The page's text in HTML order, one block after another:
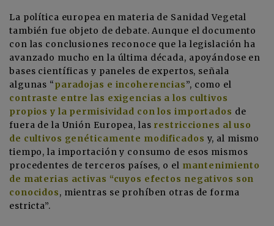
La política europea en materia de Sanidad Vegetal
también fue objeto de debate. Aunque el documento
con las conclusiones reconoce que la legislación ha
avanzado mucho en la última década, apoyándose en
bases científicas y paneles de expertos, señala
algunas “paradojas e incoherencias”, como el
contraste entre las exigencias a los cultivos
propios y la permisividad con los importados de
fuera de la Unión Europea, las restricciones al uso
de cultivos genéticamente modificados y, al mismo
tiempo, la importación y consumo de esos mismos
procedentes de terceros países, o el mantenimiento
de materias activas “cuyos efectos negativos son
conocidos, mientras se prohíben otras de forma
estricta”.